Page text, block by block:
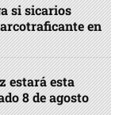
si sicarios
en
estará esta
8 de agosto